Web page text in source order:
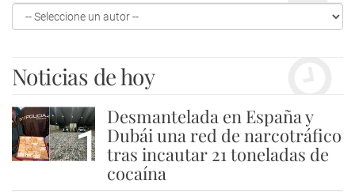
Noticias de hoy
1
Desmantelada en España y
Dubái una red de narcotráfico
tras incautar 21 toneladas de
cocaína